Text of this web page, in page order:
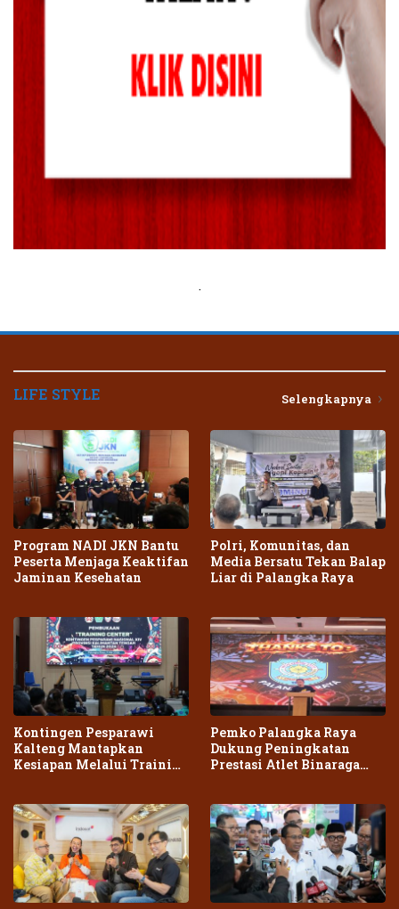
.
LIFE STYLE Selengkapnya
Program NADI JKN Bantu
Peserta Menjaga Keaktifan
Jaminan Kesehatan
Polri, Komunitas, dan
Media Bersatu Tekan Balap
Liar di Palangka Raya
Kontingen Pesparawi
Kalteng Mantapkan
Kesiapan Melalui Training
Pemko Palangka Raya
Dukung Peningkatan
Prestasi Atlet Binaraga